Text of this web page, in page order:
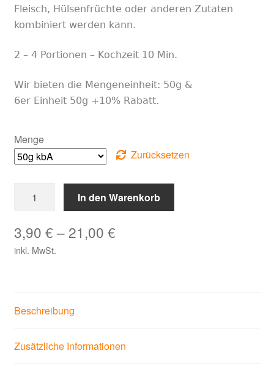
Fleisch, Hülsenfrüchte oder anderen Zutaten
kombiniert werden kann.
2 – 4 Portionen – Kochzeit 10 Min.
Wir bieten die Mengeneinheit: 50g &
6er Einheit 50g +10% Rabatt.
Menge
Zurücksetzen
Gemüsesüppchen
Menge
In den Warenkorb
3,90 € – 21,00 €
inkl. MwSt.
Beschreibung
Zusätzliche Informationen